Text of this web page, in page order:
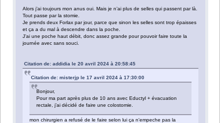
Alors j’ai toujours mon anus oui. Mais je n’ai plus de selles qui passent par là.
Tout passe par la stomie.
Je prends deux Forlax par jour, parce que sinon les selles sont trop épaisses
et ça a du mal à descendre dans la poche.
J’ai une poche haut débit, donc assez grande pour pouvoir faire toute la
journée avec sans souci.
Citation de: addidia le 20 avril 2024 à 20:58:45
Citation de: misterjp le 17 avril 2024 à 17:30:00
Bonjour,
Pour ma part après plus de 10 ans avec Eductyl + évacuation
rectale, j’ai décidé de faire une colostomie.
mon chirurgien a refusé de le faire selon lui ça n'empeche pas la